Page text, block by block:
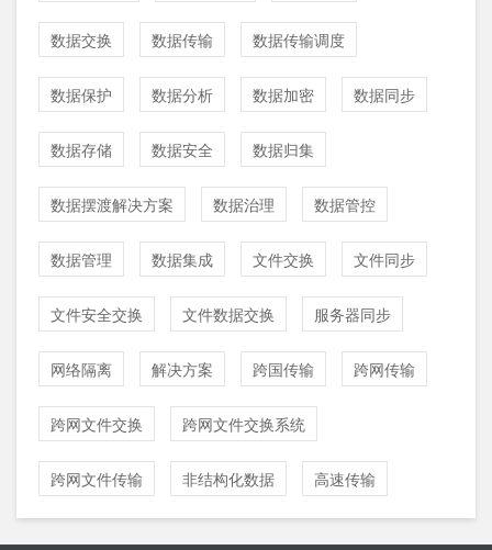
数据交换 数据传输 数据传输调度
数据保护 数据分析 数据加密 数据同步
数据存储 数据安全 数据归集
数据摆渡解决方案 数据治理 数据管控
数据管理 数据集成 文件交换 文件同步
文件安全交换 文件数据交换 服务器同步
网络隔离 解决方案 跨国传输 跨网传输
跨网文件交换 跨网文件交换系统
跨网文件传输 非结构化数据 高速传输